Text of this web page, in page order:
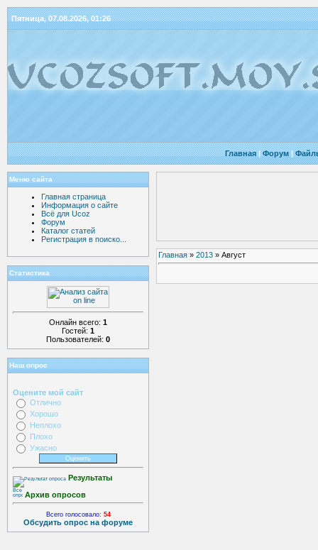
Пятница, 07.08.2026, 01:26
Главная | Форум |
Меню сайта
Главная страница
Информация о сайте
Всё для Ucoz
Форум
Каталог статей
Регистрация в поиско...
Статистика
Онлайн всего: 1
Гостей: 1
Пользователей: 0
Наш опрос
Оцените мой сайт
Отлично
Хорошо
Неплохо
Плохо
Ужасно
Результаты
Архив опросов
Всего голосовало: 54
Обсудить опрос на форуме
Главная » 2013 » Август